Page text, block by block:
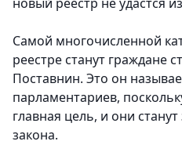
Самой многочисленной
реестре станут граждане
Поставнин. Это он
парламентариев,
главная цель, и они
закона.